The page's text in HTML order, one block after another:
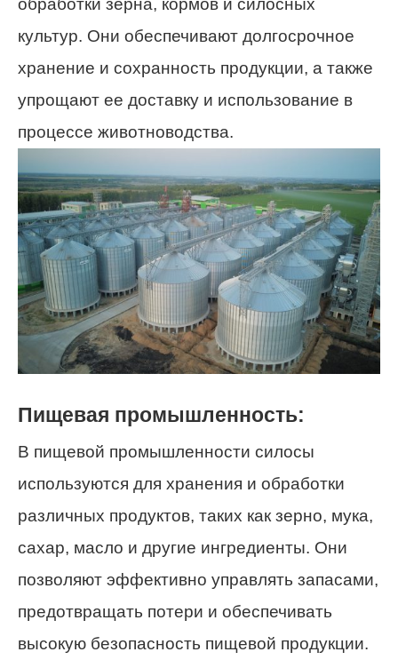
обработки зерна, кормов и силосных
культур. Они обеспечивают долгосрочное
хранение и сохранность продукции, а также
упрощают ее доставку и использование в
процессе животноводства.
Пищевая промышленность:
В пищевой промышленности силосы
используются для хранения и обработки
различных продуктов, таких как зерно, мука,
сахар, масло и другие ингредиенты. Они
позволяют эффективно управлять запасами,
предотвращать потери и обеспечивать
высокую безопасность пищевой продукции.